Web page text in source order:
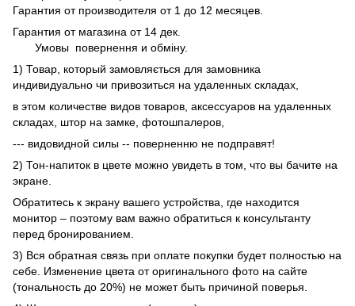
Гарантия от производителя от 1 до 12 месяцев.
Гарантия от магазина от 14 дек.
Умовы повернення и обміну.
1) Товар, который замовляється для замовника
индивидуально чи привозиться на удаленных складах,
в этом количестве видов товаров, аксессуаров на удаленных
складах, штор на замке, фотошпалеров,
--- видовидной силы -- поверненню не подправят!
2) Тон-напиток в цвете можно увидеть в том, что вы бачите на
экране.
Обратитесь к экрану вашего устройства, где находится
монитор – поэтому вам важно обратиться к консультанту
перед бронированием.
3) Вся обратная связь при оплате покупки будет полностью на
себе. Изменение цвета от оригинального фото на сайте
(тональность до 20%) не может быть причиной поверья.